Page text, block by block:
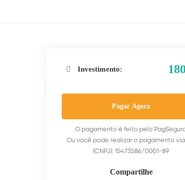
Investimento:
Pagar Agora
O pagamento é feito pelo
Ou você pode realizar o pagamento via
(CNPJ): 15473586/0001-89
Compartilhe